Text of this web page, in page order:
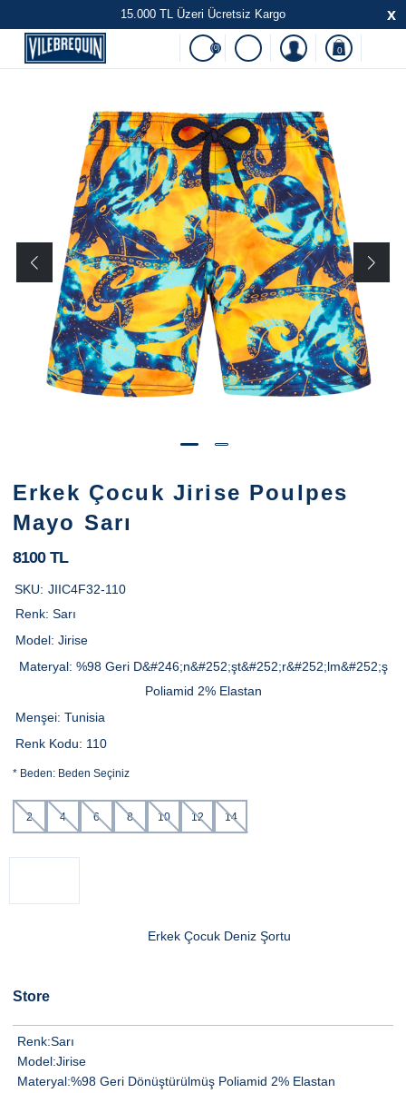
15.000 TL Üzeri Ücretsiz Kargo x
(0) 0
Erkek Çocuk Jirise Poulpes
Mayo Sarı
8100 TL
SKU: JIIC4F32-110
Renk: Sarı
Model: Jirise
Materyal: %98 Geri D&#246;n&#252;şt&#252;r&#252;lm&#252;ş
Poliamid 2% Elastan
Menşei: Tunisia
Renk Kodu: 110
* Beden: Beden Seçiniz
2 4 6 8 10 12 14
Erkek Çocuk Deniz Şortu
Store
Renk:Sarı
Model:Jirise
Materyal:%98 Geri Dönüştürülmüş Poliamid 2% Elastan